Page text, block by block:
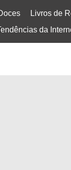
Livros de
da